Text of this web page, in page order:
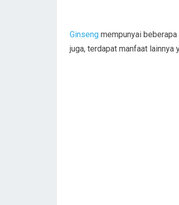
Ginseng mempunyai
juga, terdapat manfaat